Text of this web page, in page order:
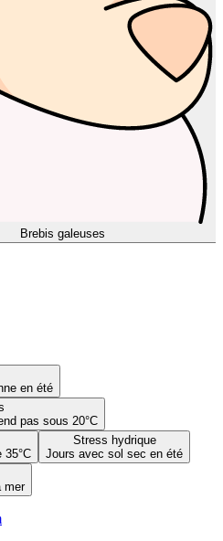
Brebis galeuses
en été
pas sous 20°C
35°C
Stress hydrique
Jours avec sol sec en été
mer